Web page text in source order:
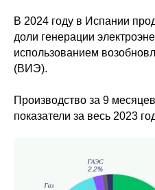
В 2024 году в Испании
доли генерации
использованием
(ВИЭ).
Производство за 9
показатели за весь 2023